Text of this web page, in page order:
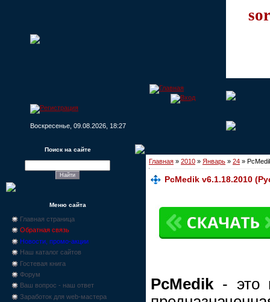
Воскресенье, 09.08.2026, 18:27
Поиск на сайте
Меню сайта
Главная страница
Обратная связь
Новости, промо-акции
Наш каталог сайтов
Гостевая книга
Форум
Ваш вопрос - наш ответ
Заработок для web-мастера
Главная » 2010 » Январь » 24 »
PcMedik v6.1.18.2010
PcMedik - это